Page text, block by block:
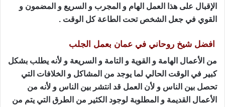
الإقبال على هذا العمل الهام و المجرب و السريع و المضمون و
القوي في جعل الشخص تحت الطاعة كل الوقت .
افضل شيخ روحاني في عمان بعمل الجلب
من الأعمال الهامة و القوية و التامة و السريعة و لأنه يطلب بشكل
كبير في الوقت الحالي لما يوجد من المشاكل و الخلافات التي
تحصل بين الناس و لأن العمل قد انتشر بين الناس و لأنه من
الأعمال القديمة و المطلوبة لوجود الكثير من الطرق التي يتم من